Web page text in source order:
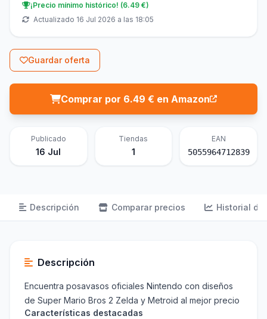
¡Precio mínimo histórico! (6.49 €)
Actualizado 16 Jul 2026 a las 18:05
Guardar oferta
Comprar por 6.49 € en Amazon
Publicado
16 Jul
Tiendas
1
EAN
5055964712839
Descripción Comparar precios Historial de
Descripción
Encuentra posavasos oficiales Nintendo con diseños
de Super Mario Bros 2 Zelda y Metroid al mejor precio
Características destacadas